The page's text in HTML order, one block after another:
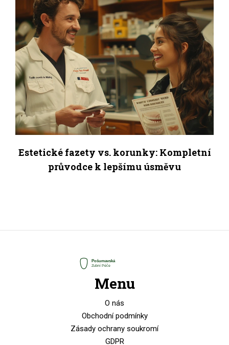
Estetické fazety vs. korunky: Kompletní
průvodce k lepšímu úsměvu
Menu
O nás
Obchodní podmínky
Zásady ochrany soukromí
GDPR